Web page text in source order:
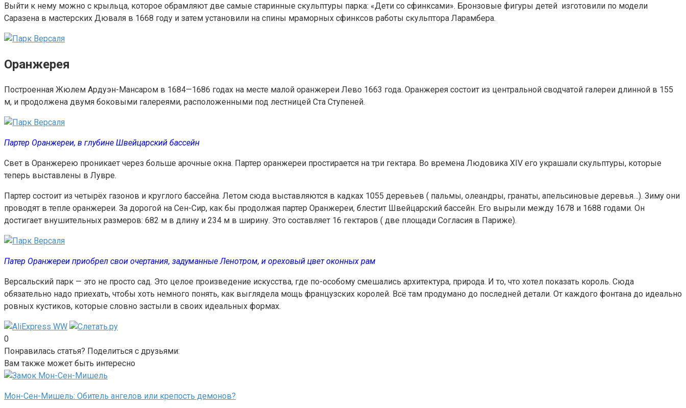
Выйти к нему можно с крыльца, которое обрамляют две самые старинные скульптуры парка: «Дети со сфинксами». Бронзовые фигуры детей изготовили по модели
Саразена в мастерских Дюваля в 1668 году и затем установили на спины мраморных сфинксов работы скульптора Ларамбера.
Оранжерея
Построенная Жюлем Ардуэн-Мансаром в 1684—1686 годах на месте малой оранжереи Лево 1663 года. Оранжерея состоит из центральной сводчатой галереи длинной в 155
м, и продолжена двумя боковыми галереями, расположенными под лестницей Ста Ступеней.
Партер Оранжереи, в глубине Швейцарский бассейн
Свет в Оранжерею проникает через больше арочные окна. Партер оранжереи простирается на три гектара. Во времена Людовика XIV его украшали скульптуры, которые
теперь выставлены в Лувре.
Партер состоит из четырёх газонов и круглого бассейна. Летом сюда выставляются в кадках 1055 деревьев ( пальмы, олеандры, гранаты, апельсиновые деревья…). Зиму они
проводят в тепле оранжереи. За дорогой на Сен-Сир, как бы продолжая партер Оранжереи, блестит Швейцарский бассейн. Его вырыли между 1678 и 1688 годами. Он
достигает внушительных размеров: 682 м в длину и 234 м в ширину. Это составляет 16 гектаров ( две площади Согласия в Париже).
Патер Оранжереи приобрел свои очертания, задуманные Ленотром, и ореховый цвет оконных рам
Версальский парк — это не просто сад. Это целое произведение искусства, где по-особому смешались архитектура, природа. И то, что хотел показать король. Сюда
обязательно надо приехать, чтобы хоть немного понять, как выглядела мощь французских королей. Всё там продумано до последней детали. От каждого фонтана до идеально
ровных кустиков, которые словно застыли в своих идеальных формах.
0
Понравилась статья? Поделиться с друзьями:
Вам также может быть интересно
Мон-Сен-Мишель: Обитель ангелов или крепость демонов?